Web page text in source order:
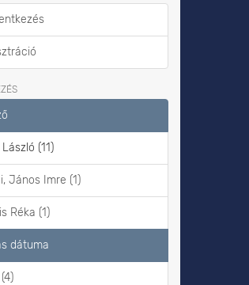
(11)
János Imre (1)
Réka (1)
dátuma